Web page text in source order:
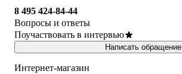
8 495 424-84-44
Вопросы и ответы
Поучаствовать в интервью
Написать обращение
Интернет-магазин